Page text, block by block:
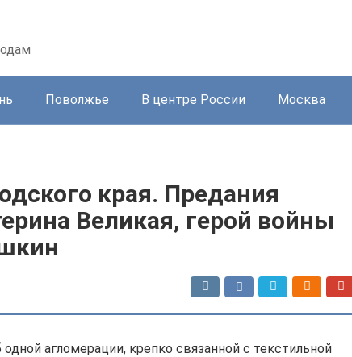
Поволжье В центре России Москва
края. Предания
Великая, герой войны
агломерации, крепко связанной с текстильной